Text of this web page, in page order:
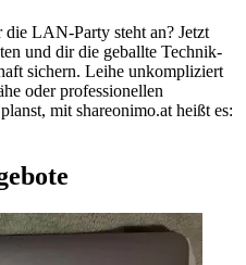
die LAN-Party steht an? Jetzt
und dir die geballte Technik-
sichern. Leihe unkompliziert
oder professionellen
mit shareonimo.at heißt es: